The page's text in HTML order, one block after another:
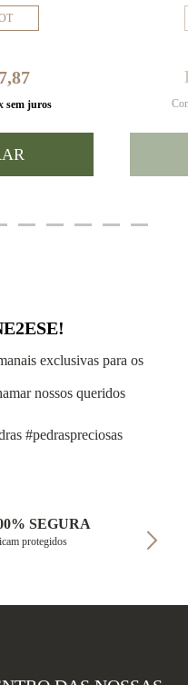
sem juros
exclusivas para os
nossos queridos
#pedraspreciosas
SEGURA
protegidos